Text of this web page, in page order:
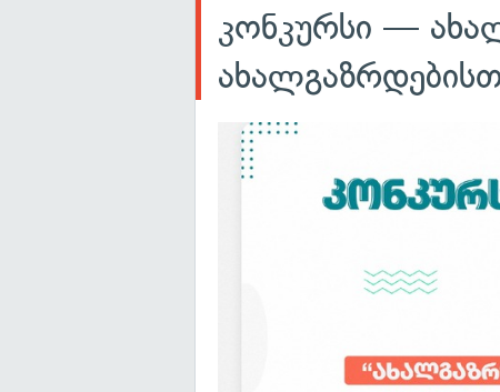
კონკურსი —